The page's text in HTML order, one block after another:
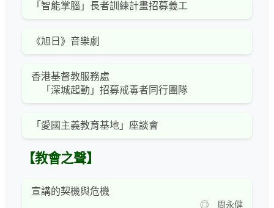
「智能掌腦」長者訓練計畫招募義工
《旭日》音樂劇
香港基督教服務處
「深城起動」招募戒毒者同行團隊
「愛國主義教育基地」座談會
【教會之聲】
宣講的契機與危機
◎ 周永健